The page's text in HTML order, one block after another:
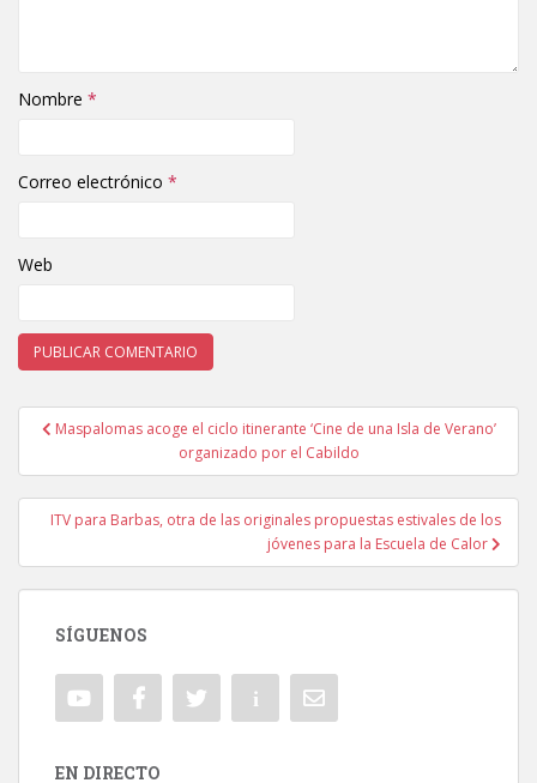
Nombre *
Correo electrónico *
Web
Navegación de entradas
Maspalomas acoge el ciclo itinerante ‘Cine de una Isla de Verano’
organizado por el Cabildo
ITV para Barbas, otra de las originales propuestas estivales de los
jóvenes para la Escuela de Calor
SÍGUENOS
EN DIRECTO